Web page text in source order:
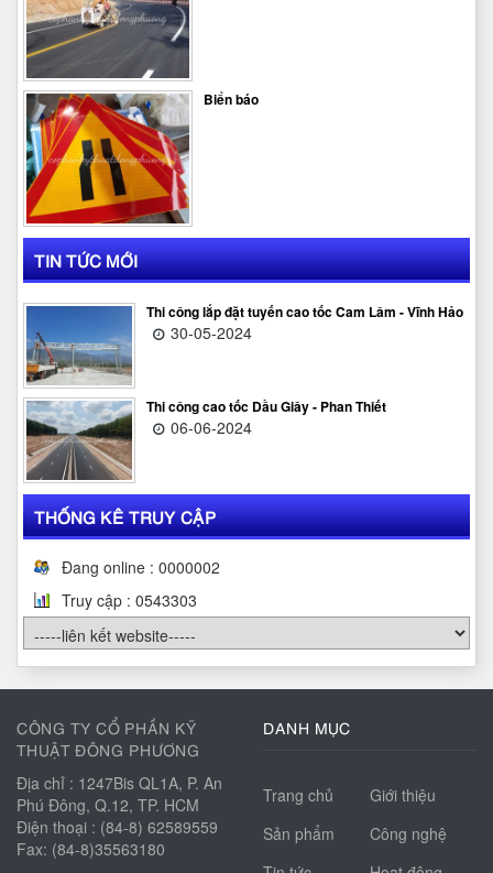
Biển báo
TIN TỨC MỚI
Thi công lắp đặt tuyến cao tốc Cam Lâm - Vĩnh Hảo
30-05-2024
Thi công cao tốc Dầu Giây - Phan Thiết
06-06-2024
THỐNG KÊ TRUY CẬP
Đang online : 0000002
Truy cập : 0543303
CÔNG TY CỔ PHẦN KỸ
THUẬT ĐÔNG PHƯƠNG
Địa chỉ : 1247Bis QL1A, P. An
Phú Đông, Q.12, TP. HCM
Điện thoại : (84-8) 62589559
Fax: (84-8)35563180
DANH MỤC
Trang chủ
Giới thiệu
Sản phẩm
Công nghệ